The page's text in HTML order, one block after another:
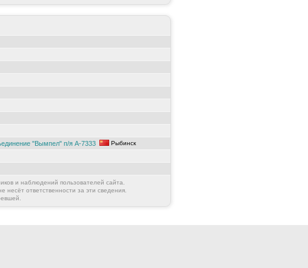
"Вымпел" п/я А-7333 Рыбинск
и наблюдений пользователей сайта.
ответственности за эти сведения.